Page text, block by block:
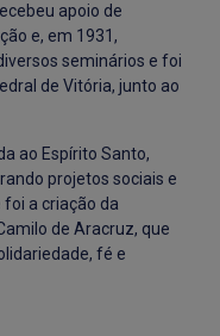
apoio de
e, em 1931,
seminários e foi
de Vitória, junto ao
ao Espírito Santo,
projetos sociais e
a criação da
de Aracruz, que
fé e